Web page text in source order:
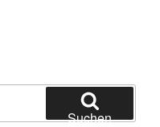
Suchen